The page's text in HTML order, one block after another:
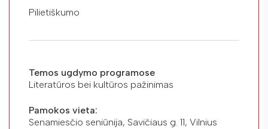
Pilietiškumo
Temos ugdymo programose
Literatūros bei kultūros pažinimas
Pamokos vieta:
Senamiesčio seniūnija, Savičiaus g. 11, Vilnius